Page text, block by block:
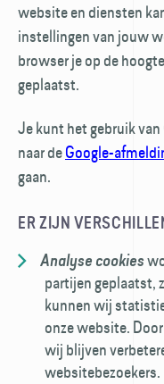
website en diensten
instellingen van jouw
browser je op de
geplaatst.
Je kunt het gebruik
naar deGoogle-
gaan.
ER ZIJN
Analyse cookies
partijen geplaatst,
kunnen wij
onze website.
wij blijven
websitebezoekers.